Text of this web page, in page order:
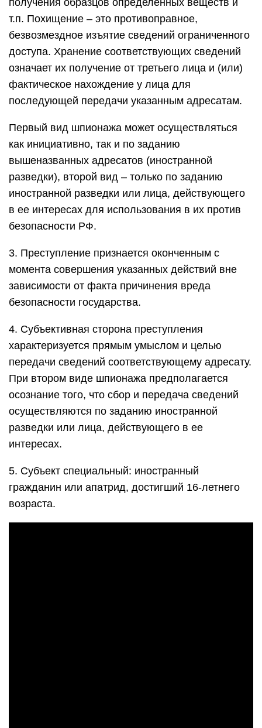
получения образцов определенных веществ и
т.п. Похищение – это противоправное,
безвозмездное изъятие сведений ограниченного
доступа. Хранение соответствующих сведений
означает их получение от третьего лица и (или)
фактическое нахождение у лица для
последующей передачи указанным адресатам.
Первый вид шпионажа может осуществляться
как инициативно, так и по заданию
вышеназванных адресатов (иностранной
разведки), второй вид – только по заданию
иностранной разведки или лица, действующего
в ее интересах для использования в их против
безопасности РФ.
3. Преступление признается оконченным с
момента совершения указанных действий вне
зависимости от факта причинения вреда
безопасности государства.
4. Субъективная сторона преступления
характеризуется прямым умыслом и целью
передачи сведений соответствующему адресату.
При втором виде шпионажа предполагается
осознание того, что сбор и передача сведений
осуществляются по заданию иностранной
разведки или лица, действующего в ее
интересах.
5. Субъект специальный: иностранный
гражданин или апатрид, достигший 16-летнего
возраста.